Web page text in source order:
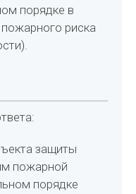
порядке в
риска
защиты
пожарной
порядке